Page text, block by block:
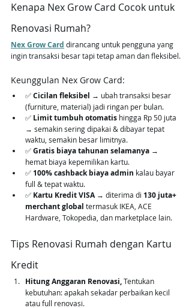
Kenapa Nex Grow Card Cocok untuk
Renovasi Rumah?
Nex Grow Card dirancang untuk pengguna yang
ingin transaksi besar tapi tetap aman dan fleksibel.
Keunggulan Nex Grow Card:
✅ Cicilan fleksibel → ubah transaksi besar
(furniture, material) jadi ringan per bulan.
✅ Limit tumbuh otomatis hingga Rp 50 juta
→ semakin sering dipakai & dibayar tepat
waktu, semakin besar limitnya.
✅ Gratis biaya tahunan selamanya →
hemat biaya kepemilikan kartu.
✅ 100% cashback biaya admin kalau bayar
full & tepat waktu.
✅ Kartu Kredit VISA → diterima di 130 juta+
merchant global termasuk IKEA, ACE
Hardware, Tokopedia, dan marketplace lain.
Tips Renovasi Rumah dengan Kartu
Kredit
Hitung Anggaran Renovasi, Tentukan
kebutuhan: apakah sekadar perbaikan kecil
atau full renovasi.